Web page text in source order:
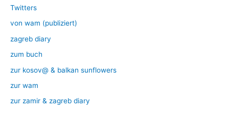
Twitters
von wam (publiziert)
zagreb diary
zum buch
zur kosov@ & balkan sunflowers
zur wam
zur zamir & zagreb diary